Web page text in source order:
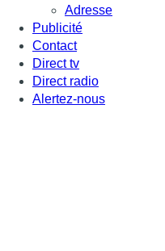
Adresse
Publicité
Contact
Direct tv
Direct radio
Alertez-nous